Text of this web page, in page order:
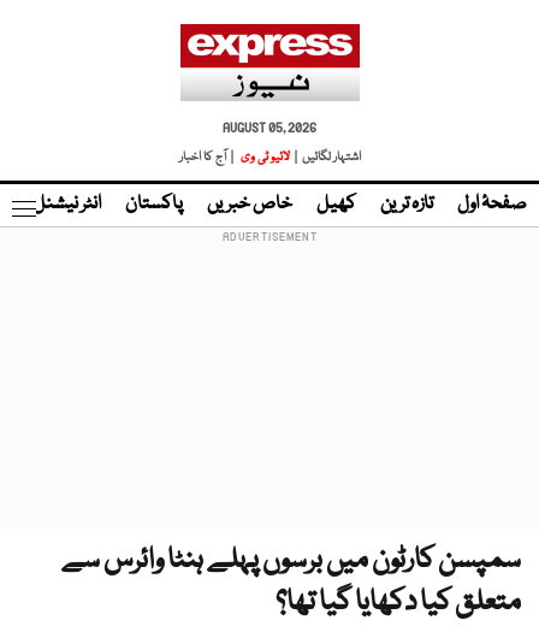
AUGUST 05, 2026
اشتہار لگائیں |
لائیو ٹی وی | آج کا اخبار
صفحۂ اول تازہ ترین کھیل خاص خبریں پاکستان انٹر نیشنل
سمپسن کارٹون میں برسوں پہلے ہنٹا وائرس سے
متعلق کیا دکھایا گیا تھا؟